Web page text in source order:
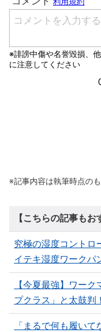
※記事内容は執筆時点の
【こちらの記事もお
究極の湿度コントロ
イテキ湿度ワークパ
【今夏最強】ワー
プクラス」と太鼓判
「まるで何も履い